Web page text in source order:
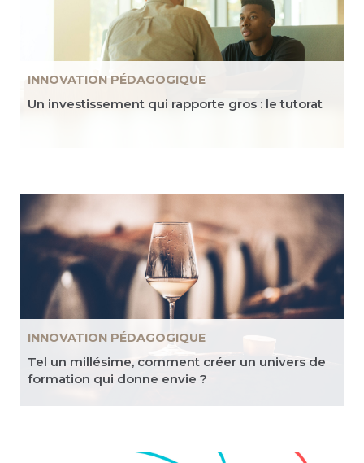
INNOVATION PÉDAGOGIQUE
Un investissement qui rapporte gros : le tutorat
INNOVATION PÉDAGOGIQUE
Tel un millésime, comment créer un univers de
formation qui donne envie ?